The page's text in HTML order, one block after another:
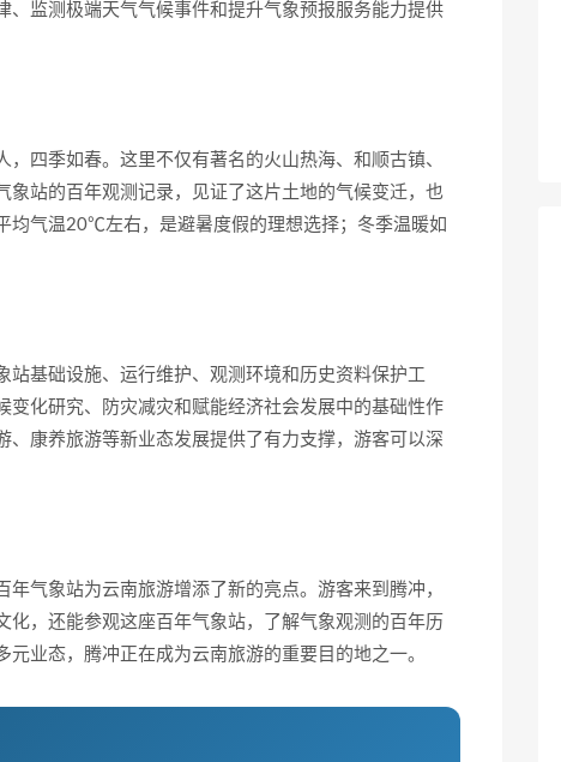
监测极端天气气候事件和提升气象预报服务能力提供
四季如春。这里不仅有著名的火山热海、和顺古镇、
站的百年观测记录，见证了这片土地的气候变迁，也
均气温20℃左右，是避暑度假的理想选择；冬季温暖如
基础设施、运行维护、观测环境和历史资料保护工
化研究、防灾减灾和赋能经济社会发展中的基础性作
康养旅游等新业态发展提供了有力支撑，游客可以深
气象站为云南旅游增添了新的亮点。游客来到腾冲，
，还能参观这座百年气象站，了解气象观测的百年历
业态，腾冲正在成为云南旅游的重要目的地之一。